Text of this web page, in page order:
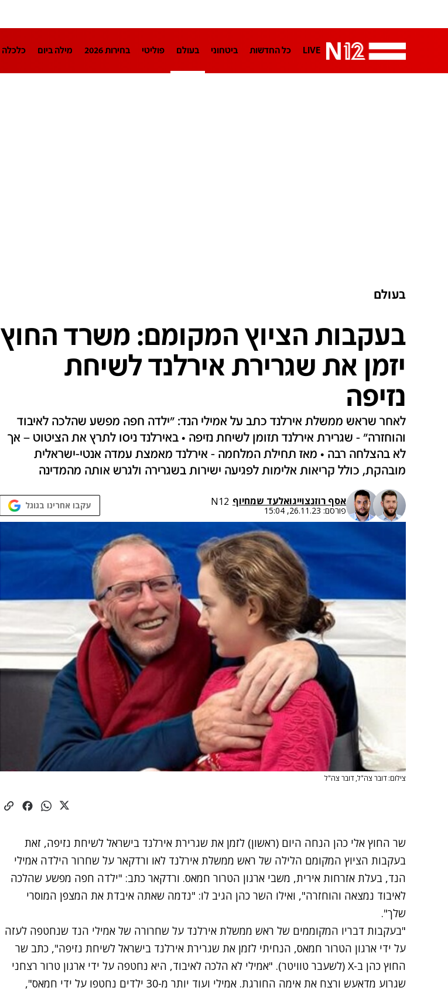
LIVE כל החדשות ביטחוני בעולם פוליטי בחירות 2026 מילה ביום כלכלה
בעולם
בעקבות הציוץ המקומם: משרד החוץ
יזמן את שגרירת אירלנד לשיחת
נזיפה
לאחר שראש ממשלת אירלנד כתב על אמילי הנד: "ילדה חפה מפשע שהלכה לאיבוד
והוחזרה" - שגרירת אירלנד תזומן לשיחת נזיפה • באירלנד ניסו לתרץ את הציטוט – אך
לא בהצלחה רבה • מאז תחילת המלחמה - אירלנד מאמצת עמדה אנטי-ישראלית
מובהקת, כולל קריאות אלימות לפגיעה ישירות בשגרירה ולגרש אותה מהמדינה
אסף רוזנצוייגואלעד שמחיוף N12
פורסם: 26.11.23, 15:04 עקבו אחרינו בגוגל
צילום: דובר צה"ל, דובר צה"ל
שר החוץ אלי כהן הנחה היום (ראשון) לזמן את שגרירת אירלנד בישראל לשיחת נזיפה, זאת
בעקבות הציוץ המקומם הלילה של ראש ממשלת אירלנד לאו ורדקאר על שחרור הילדה אמילי
הנד, בעלת אזרחות אירית, משבי ארגון הטרור חמאס. ורדקאר כתב: "ילדה חפה מפשע שהלכה
לאיבוד נמצאה והוחזרה", ואילו השר כהן הגיב לו: "נדמה שאתה איבדת את המצפן המוסרי
שלך".
"בעקבות דבריו המקוממים של ראש ממשלת אירלנד על שחרורה של אמילי הנד שנחטפה לעזה
על ידי ארגון הטרור חמאס, הנחיתי לזמן את שגרירת אירלנד בישראל לשיחת נזיפה", כתב שר
החוץ כהן ב-X (לשעבר טוויטר). "אמילי לא הלכה לאיבוד, היא נחטפה על ידי ארגון טרור רצחני
שגרוע מדאעש ורצח את אימה החורגת. אמילי ועוד יותר מ-30 ילדים נחטפו על ידי חמאס",